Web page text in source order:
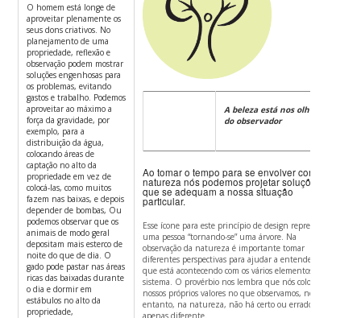
O homem está longe de
aproveitar plenamente os
seus dons criativos. No
planejamento de uma
propriedade, reflexão e
observação podem mostrar
soluções engenhosas para
os problemas, evitando
gastos e trabalho. Podemos
aproveitar ao máximo a
força da gravidade, por
exemplo, para a
distribuição da água,
colocando áreas de
captação no alto da
propriedade em vez de
colocá-las, como muitos
fazem nas baixas, e depois
depender de bombas, Ou
podemos observar que os
animais de modo geral
depositam mais esterco de
noite do que de dia. O
gado pode pastar nas áreas
ricas das baixadas durante
o dia e dormir em
estábulos no alto da
propriedade,
A beleza está nos olhos
do observador
Ao tomar o tempo para se envolver com a
natureza nós podemos projetar soluções
que se adequam a nossa situação
particular.
Esse ícone para este princípio de design representa
uma pessoa “tornando-se” uma árvore. Na
observação da natureza é importante tomar
diferentes perspectivas para ajudar a entender o
que está acontecendo com os vários elementos do
sistema. O provérbio nos lembra que nós colocamos
nossos próprios valores no que observamos, no
entanto, na natureza, não há certo ou errado,
apenas diferente.